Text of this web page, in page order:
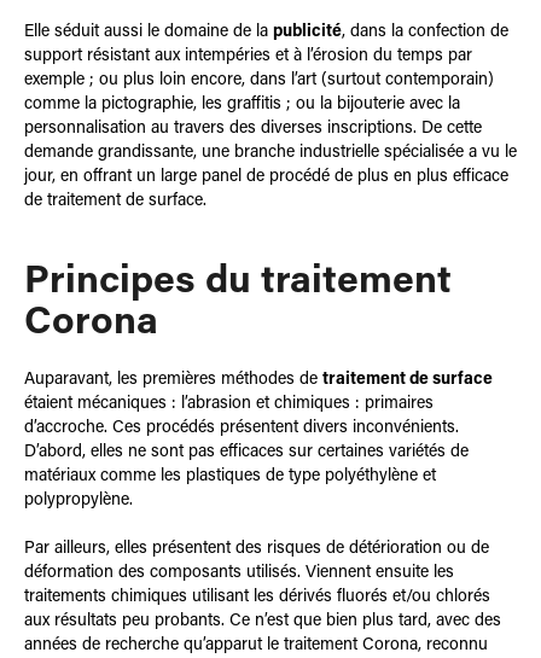
Elle séduit aussi le domaine de la publicité, dans la confection de
support résistant aux intempéries et à l’érosion du temps par
exemple ; ou plus loin encore, dans l’art (surtout contemporain)
comme la pictographie, les graffitis ; ou la bijouterie avec la
personnalisation au travers des diverses inscriptions. De cette
demande grandissante, une branche industrielle spécialisée a vu le
jour, en offrant un large panel de procédé de plus en plus efficace
de traitement de surface.
Principes du traitement
Corona
Auparavant, les premières méthodes de traitement de surface
étaient mécaniques : l’abrasion et chimiques : primaires
d’accroche. Ces procédés présentent divers inconvénients.
D’abord, elles ne sont pas efficaces sur certaines variétés de
matériaux comme les plastiques de type polyéthylène et
polypropylène.
Par ailleurs, elles présentent des risques de détérioration ou de
déformation des composants utilisés. Viennent ensuite les
traitements chimiques utilisant les dérivés fluorés et/ou chlorés
aux résultats peu probants. Ce n’est que bien plus tard, avec des
années de recherche qu’apparut le traitement Corona, reconnu